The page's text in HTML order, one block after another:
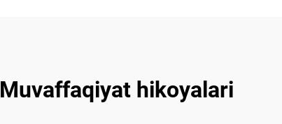
Muvaffaqiyat hikoyalari